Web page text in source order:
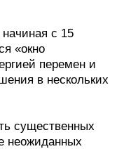
с 15
«окно
перемен и
в нескольких
существенных
неожиданных